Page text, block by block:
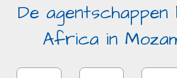
De agentschappen
Africa in